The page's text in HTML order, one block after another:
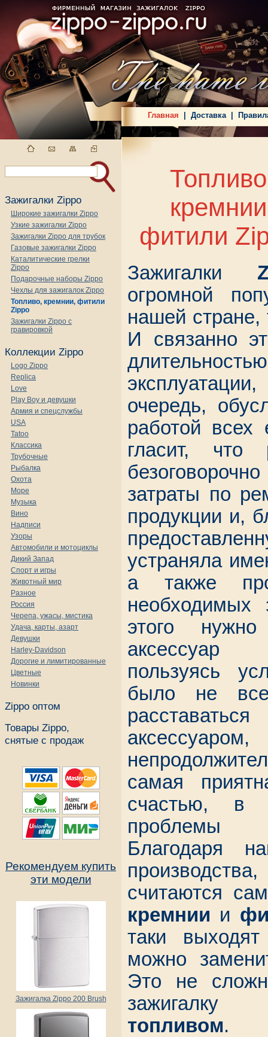
Главная Доставка
Зажигалки Zippo
Широкие зажигалки Zippo
Узкие зажигалки Zippo
Зажигалки Zippo для трубок
Газовые зажигалки Zippo
Каталитические грелки
Zippo
Подарочные наборы Zippo
Чехлы для зажигалок Zippo
Топливо, кремнии, фитили
Zippo
Зажигалки Zippo с
гравировкой
Коллекции Zippo
Logo Zippo
Replica
Love
Play Boy и девушки
Армия и спецслужбы
USA
Tatoo
Классика
Трубочные
Рыбалка
Охота
Море
Музыка
Вино
Надписи
Узоры
Автомобили и мотоциклы
Дикий Запад
Спорт и игры
Животный мир
Разное
Россия
Черепа, ужасы, мистика
Удача, карты, азарт
Девушки
Harley-Davidson
Дорогие и лимитированные
Цветные
Новинки
Zippo оптом
Товары Zippo,
снятые с продаж
Рекомендуем купить
эти модели
Зажигалка Zippo 200 Brush
фитили
Зажигалки
огромной
нашей
И связанно
очередь,
работой всех
гласит, что
затраты по
продукции и,
устраняла
а также
необходимых
этого
пользуясь
было не
самая
счастью, в
проблемы
Благодаря
считаются
кремнии и
таки
можно
Это не
топливом.